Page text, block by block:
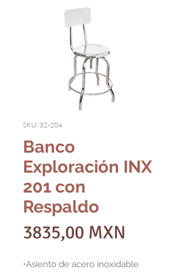
SKU: 32-204
Banco
Exploración INX
201 con
Respaldo
3835,00 MXN
•Asiento de acero inoxidable